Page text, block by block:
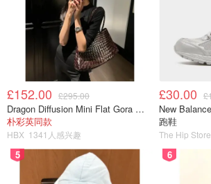
解词义，还可以通过笔记功能添加，这
种学习的过程。另外一个Kindle区别于其
就是电子水墨屏，很大程度上解放了眼
射，减少对眼睛的伤害，保护视力。
£152.00 £295.00
Dragon Diffusion Mini Flat Gora 深棕色手提包
朴彩英同款
HBX 1341人感兴趣
£30.00
New
跑鞋
The Hip Store
5 6